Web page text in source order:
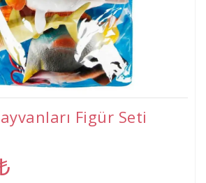
(2-6 Yaş)
12 Yaş)
Figür Seti